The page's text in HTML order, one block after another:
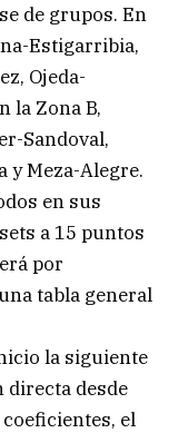
de grupos. En
Estigarribia,
Ojeda-
la Zona B,
Sandoval,
y Meza-Alegre.
en sus
a 15 puntos
por
tabla general
la siguiente
directa desde
el